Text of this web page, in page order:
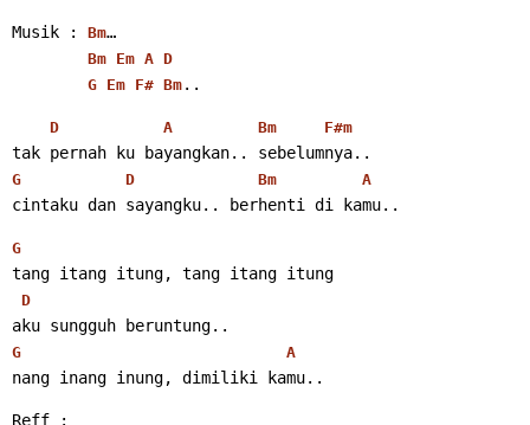
Musik : Bm…
Bm Em A D
G Em F# Bm ..
D A Bm F#m
tak pernah ku bayangkan.. sebelumnya..
G D Bm A
cintaku dan sayangku.. berhenti di kamu..
G
tang itang itung, tang itang itung
D
aku sungguh beruntung..
G A
nang inang inung, dimiliki kamu..
Reff :